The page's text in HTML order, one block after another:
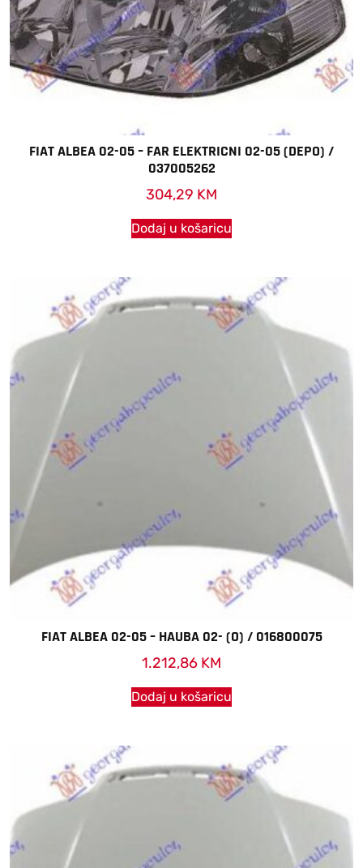
FIAT ALBEA 02-05 – FAR ELEKTRICNI 02-05 (DEPO) /
037005262
304,29 KM
Dodaj u košaricu
FIAT ALBEA 02-05 – HAUBA 02- (O) / 016800075
1.212,86 KM
Dodaj u košaricu